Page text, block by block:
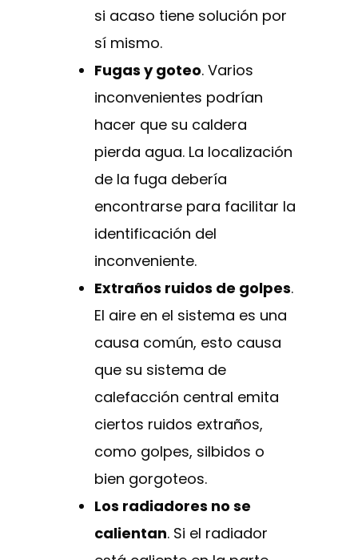
si acaso tiene solución por
sí mismo.
Fugas y goteo. Varios
inconvenientes podrían
hacer que su caldera
pierda agua. La localización
de la fuga debería
encontrarse para facilitar la
identificación del
inconveniente.
Extraños ruidos de golpes.
El aire en el sistema es una
causa común, esto causa
que su sistema de
calefacción central emita
ciertos ruidos extraños,
como golpes, silbidos o
bien gorgoteos.
Los radiadores no se
calientan. Si el radiador